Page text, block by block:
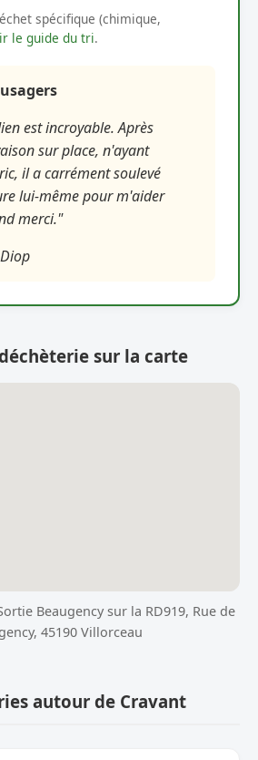
spécifique (chimique,
le guide du tri.
est incroyable. Après
sur place, n'ayant
il a carrément soulevé
lui-même pour m'aider
merci."
sur la carte
Beaugency sur la RD919, Rue de
45190 Villorceau
autour de Cravant